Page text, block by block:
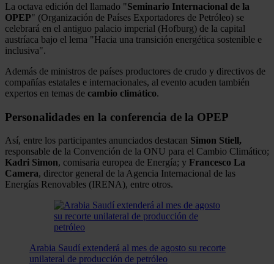
La octava edición del llamado "Seminario Internacional de la
OPEP" (Organización de Países Exportadores de Petróleo) se
celebrará en el antiguo palacio imperial (Hofburg) de la capital
austríaca bajo el lema "Hacia una transición energética sostenible e
inclusiva".
Además de ministros de países productores de crudo y directivos de
compañías estatales e internacionales, al evento acuden también
expertos en temas de cambio climático.
Personalidades en la conferencia de la OPEP
Así, entre los participantes anunciados destacan Simon Stiell,
responsable de la Convención de la ONU para el Cambio Climático;
Kadri Simon, comisaria europea de Energía; y Francesco La
Camera, director general de la Agencia Internacional de las
Energías Renovables (IRENA), entre otros.
Arabia Saudí extenderá al mes de agosto su recorte
unilateral de producción de petróleo